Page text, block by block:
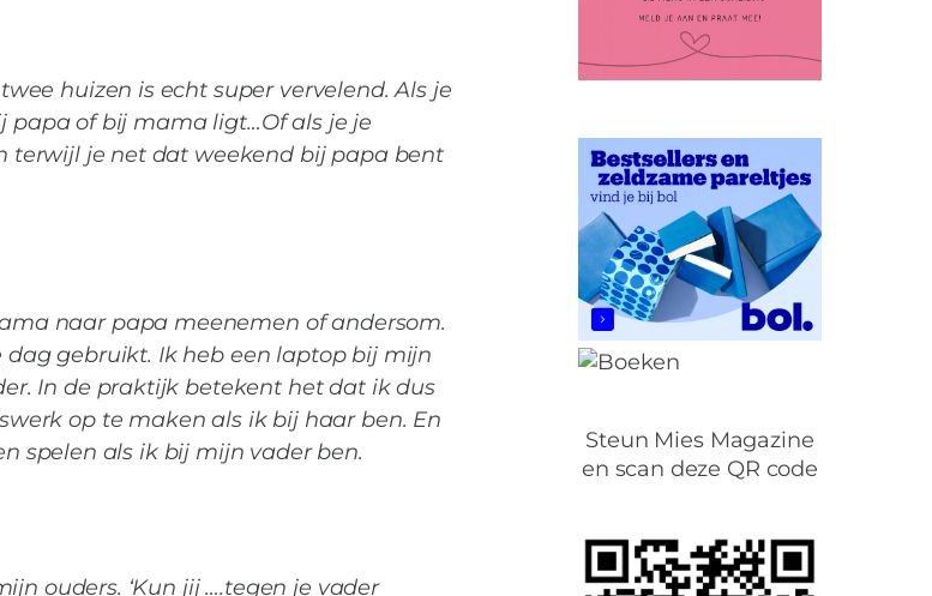
huizen is echt super vervelend. Als je
papa of bij mama ligt…Of als je je
terwijl je net dat weekend bij papa bent
naar papa meenemen of andersom.
gebruikt. Ik heb een laptop bij mijn
In de praktijk betekent het dat ik dus
op te maken als ik bij haar ben. En
spelen als ik bij mijn vader ben.
ouders. ‘Kun jij ….tegen je vader
Steun Mies Magazine
en scan deze QR code